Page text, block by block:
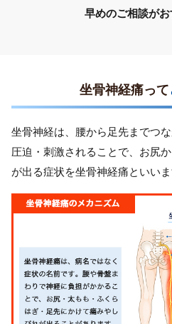
早めのご相談がお
坐骨神経痛って
坐骨神経は、腰から足先までつ
圧迫・刺激されることで、お尻
が出る症状を坐骨神経痛といいま